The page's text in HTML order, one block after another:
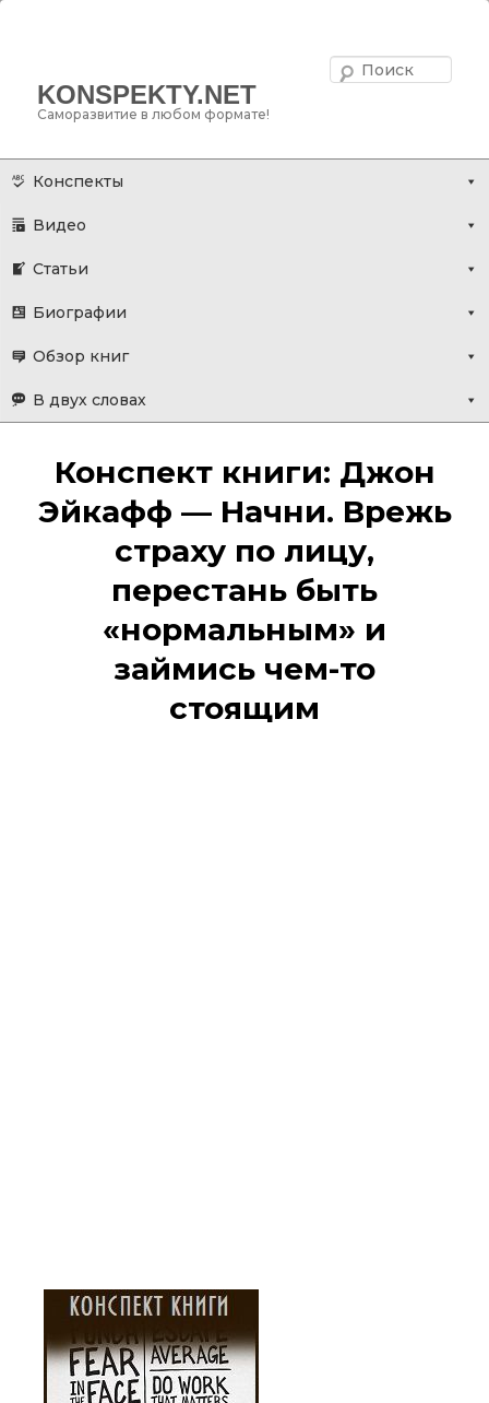
KONSPEKTY.NET
Саморазвитие в любом формате!
Главное меню
основному
Конспекты
Видео
Статьи
Биографии
Обзор книг
В двух словах
Конспект книги: Джон
Эйкафф — Начни. Врежь
страху по лицу,
перестань быть
«нормальным» и
займись чем-то
стоящим